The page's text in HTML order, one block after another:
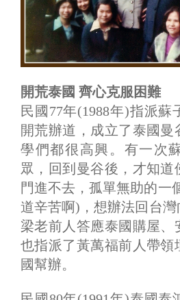
開荒泰國 齊心克服困難
民國77年(1988年)指派蘇
開荒辦道，成立了泰國曼
學們都很高興。有一次
眾，回到曼谷後，才知道
門進不去，孤單無助的一
道辛苦啊)，想辦法回台灣
梁老前人答應泰國購屋、
也指派了黃萬福前人帶領
國幫辦。